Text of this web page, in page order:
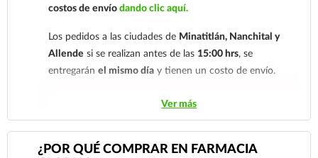
costos de envíodando clic aquí.
Los pedidos a las ciudades de Minatitlán, Nanchital y
Allende si se realizan antes de las 15:00 hrs, se
entregaránel mismo día y tienen un costo de envío.
Los pedidos de otras localidades se envían mediante
.Sólo hacemos envíos en el territorio
nacional.
Ver más
¿POR QUÉ COMPRAR EN FARMACIA